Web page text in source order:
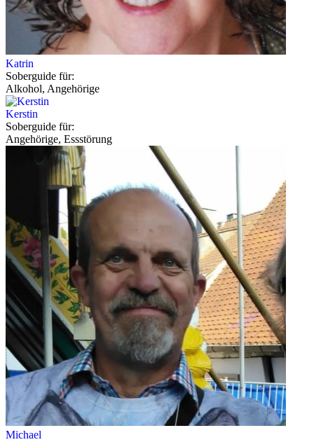
Katrin
Soberguide für:
Alkohol, Angehörige
Kerstin
Soberguide für:
Angehörige, Essstörung
Michael